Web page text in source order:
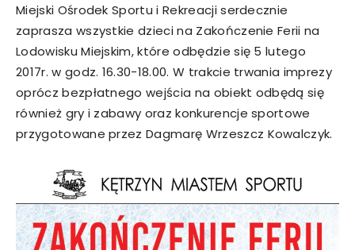
Miejski Ośrodek Sportu i Rekreacji serdecznie
zaprasza wszystkie dzieci na Zakończenie Ferii na
Lodowisku Miejskim, które odbędzie się 5 lutego
2017r. w godz. 16.30-18.00. W trakcie trwania imprezy
oprócz bezpłatnego wejścia na obiekt odbędą się
również gry i zabawy oraz konkurencje sportowe
przygotowane przez Dagmarę Wrzeszcz Kowalczyk.